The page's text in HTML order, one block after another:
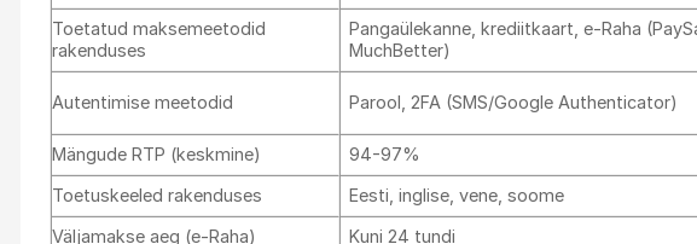
Toetatud maksemeetodid
rakenduses
Pangaülekanne, krediitkaart, e-Raha
MuchBetter)
Autentimise meetodid Parool, 2FA (SMS/Google Authenticator)
Mängude RTP (keskmine)
94-97%
Toetuskeeled rakenduses
Eesti, inglise, vene, soome
Väljamakse aeg (e-Raha)
Kuni 24 tundi